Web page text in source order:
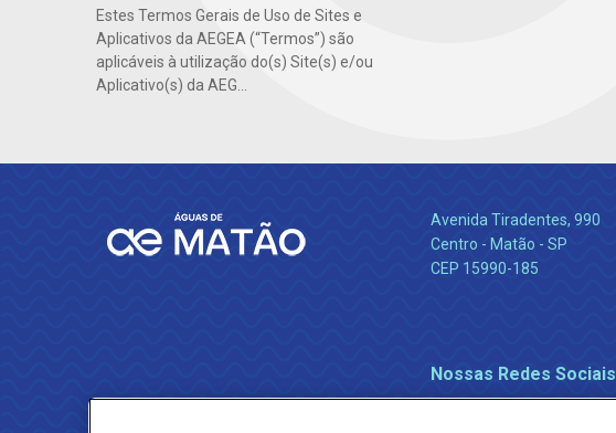
Estes Termos Gerais de Uso de Sites e
Aplicativos da AEGEA (“Termos”) são
aplicáveis à utilização do(s) Site(s) e/ou
Aplicativo(s) da AEG...
Avenida Tiradentes, 990
Centro - Matão - SP
CEP 15990-185
Nossas Redes Sociais